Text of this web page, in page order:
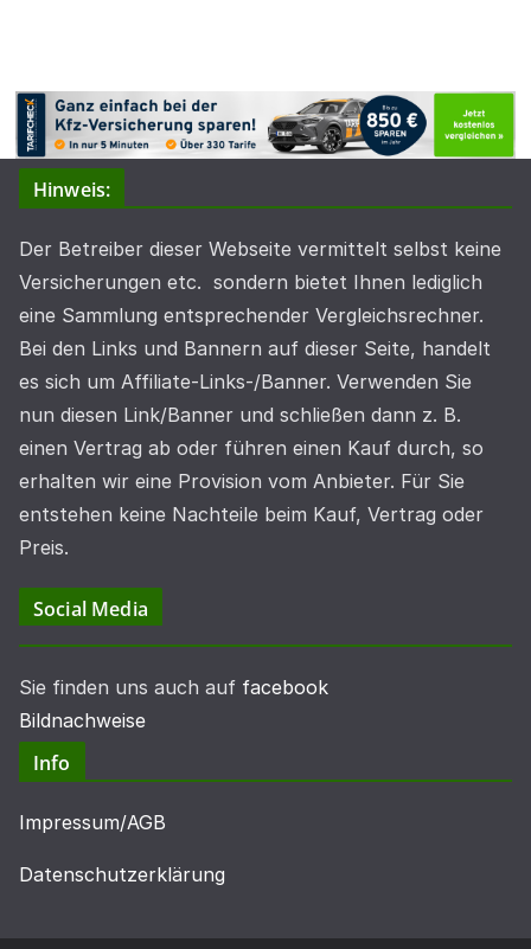
Hinweis:
Der Betreiber dieser Webseite vermittelt selbst keine
Versicherungen etc. sondern bietet Ihnen lediglich
eine Sammlung entsprechender Vergleichsrechner.
Bei den Links und Bannern auf dieser Seite, handelt
es sich um Affiliate-Links-/Banner. Verwenden Sie
nun diesen Link/Banner und schließen dann z. B.
einen Vertrag ab oder führen einen Kauf durch, so
erhalten wir eine Provision vom Anbieter. Für Sie
entstehen keine Nachteile beim Kauf, Vertrag oder
Preis.
Social Media
Sie finden uns auch auf facebook
Bildnachweise
Info
Impressum/AGB
Datenschutzerklärung